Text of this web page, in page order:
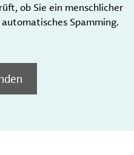
ob Sie ein menschlicher
Spamming.